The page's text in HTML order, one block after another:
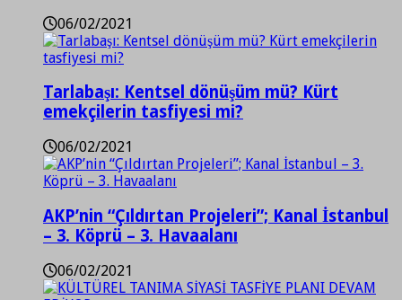
06/02/2021
Tarlabaşı: Kentsel dönüşüm mü? Kürt
emekçilerin tasfiyesi mi?
06/02/2021
AKP’nin “Çıldırtan Projeleri”; Kanal İstanbul
– 3. Köprü – 3. Havaalanı
06/02/2021